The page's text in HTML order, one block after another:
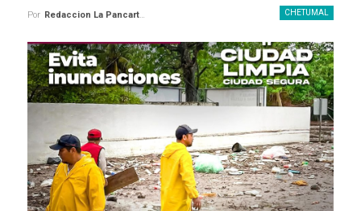
CHETUMAL
Por Redaccion La Pancarta De Quintana Roo